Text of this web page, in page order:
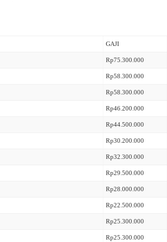
GAJI
Rp75.300.000
Rp58.300.000
Rp58.300.000
Rp46.200.000
Rp44.500.000
Rp30.200.000
Rp32.300.000
Rp29.500.000
Rp28.000.000
Rp22.500.000
Rp25.300.000
Rp25.300.000